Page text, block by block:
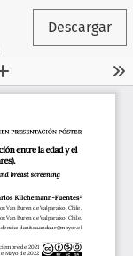
Descargar